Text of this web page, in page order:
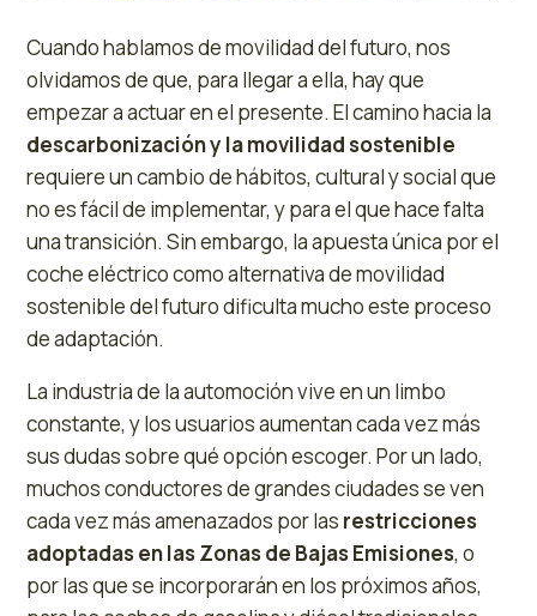
Cuando hablamos de movilidad del futuro, nos
olvidamos de que, para llegar a ella, hay que
empezar a actuar en el presente. El camino hacia la
descarbonización y la movilidad sostenible
requiere un cambio de hábitos, cultural y social que
no es fácil de implementar, y para el que hace falta
una transición. Sin embargo, la apuesta única por el
coche eléctrico como alternativa de movilidad
sostenible del futuro dificulta mucho este proceso
de adaptación.
La industria de la automoción vive en un limbo
constante, y los usuarios aumentan cada vez más
sus dudas sobre qué opción escoger. Por un lado,
muchos conductores de grandes ciudades se ven
cada vez más amenazados por las restricciones
adoptadas en las Zonas de Bajas Emisiones, o
por las que se incorporarán en los próximos años,